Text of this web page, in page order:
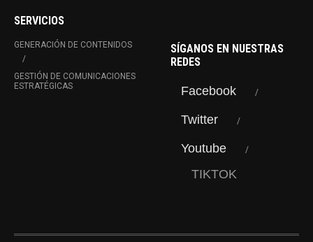
SERVICIOS
GENERACIÓN DE CONTENIDOS
GESTIÓN DE COMUNICACIONES
ESTRATÉGICAS
SÍGANOS EN NUESTRAS
REDES
Facebook
Twitter
Youtube
TIKTOK